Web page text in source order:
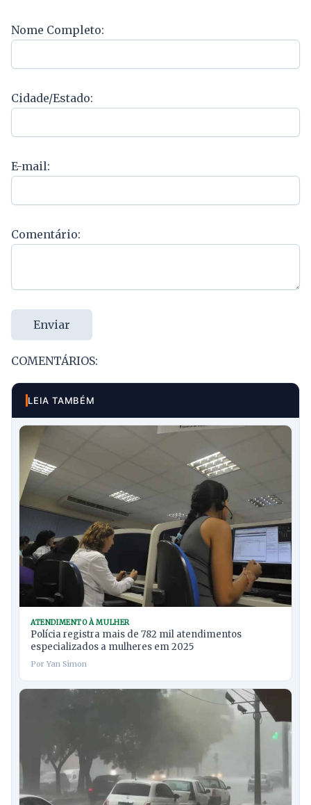
Nome Completo:
Cidade/Estado:
E-mail:
Comentário:
Enviar
COMENTÁRIOS:
LEIA TAMBÉM
ATENDIMENTO À MULHER
Polícia registra mais de 782 mil atendimentos
especializados a mulheres em 2025
Por Yan Simon